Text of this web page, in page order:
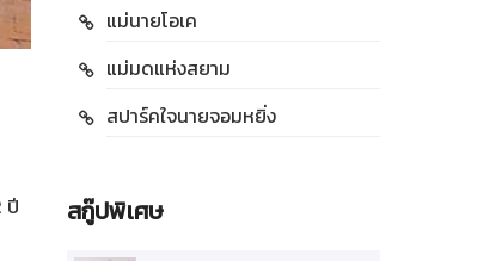
ปี
แม่นายโอเค
แม่มดแห่งสยาม
สปาร์คใจนายจอมหยิ่ง
สกู๊ปพิเศษ